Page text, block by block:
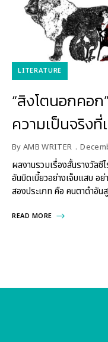
LITERATURE
“สิงโตนอกคอ
ความเป็นจริงที่
By AMB WRITER
ผลงานรวมเรื่องสั้นรางวัลซี
อันบิดเบี้ยวอย่างเจ็บแสบ อ
สองประเภท คือ คนตาดำอั
READ MORE